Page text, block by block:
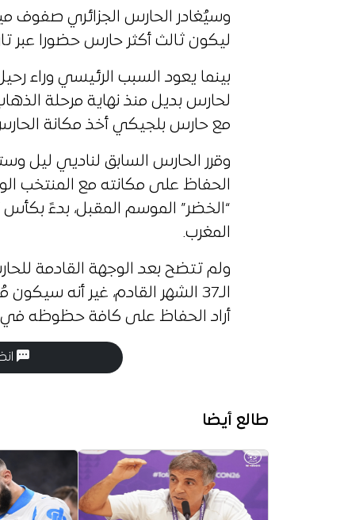
ليكون ثالث أكثر حارس حضورا عبر
بينما يعود السبب الرئيسي وراء
لحارس بديل منذ نهاية مرحلة
مع حارس بلجيكي أخذ مكانة
وقرر الحارس السابق لناديي ليل
الحفاظ على مكانته مع المنتخب
“الخضر” الموسم المقبل، بدءً
المغرب.
ولم تتضح بعد الوجهة القادمة
الـ37 الشهر القادم، غير أنه
أراد الحفاظ على كافة حظوظه في
طالع أيضا